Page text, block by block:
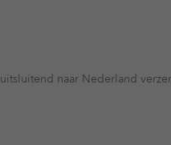
naar Nederland